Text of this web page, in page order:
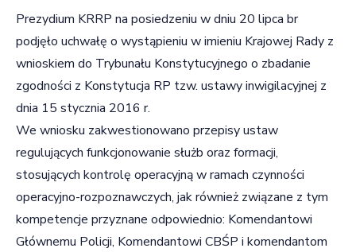
Prezydium KRRP na posiedzeniu w dniu 20 lipca br
podjęło uchwałę o wystąpieniu w imieniu Krajowej Rady z
wnioskiem do Trybunału Konstytucyjnego o zbadanie
zgodności z Konstytucja RP tzw. ustawy inwigilacyjnej z
dnia 15 stycznia 2016 r.
We wniosku zakwestionowano przepisy ustaw
regulujących funkcjonowanie służb oraz formacji,
stosujących kontrolę operacyjną w ramach czynności
operacyjno-rozpoznawczych, jak również związane z tym
kompetencje przyznane odpowiednio: Komendantowi
Głównemu Policji, Komendantowi CBŚP i komendantom